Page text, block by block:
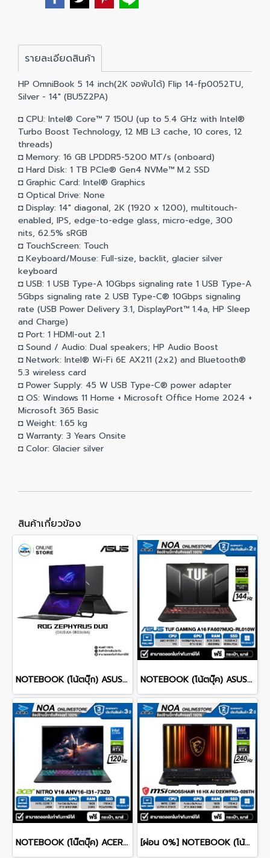
รายละเอียดสินค้า
HP OmniBook 5 14 inch(2K จอพับได้) Flip 14-fp0052TU,
Silver - 14" (BU5Z2PA)
◘ CPU: Intel® Core™ 7 150U (up to 5.4 GHz with Intel®
Turbo Boost Technology, 12 MB L3 cache, 10 cores, 12
threads)
◘ Memory: 16 GB LPDDR5-5200 MT/s (onboard)
◘ Hard Disk: 1 TB PCIe® Gen4 NVMe™ M.2 SSD
◘ Graphic Card: Intel® Graphics
◘ Optical Drive: None
◘ Display: 14" diagonal, 2K (1920 x 1200), multitouch-
enabled, IPS, edge-to-edge glass, micro-edge, 300
nits, 62.5% sRGB
◘ TouchScreen: Touch
◘ Keyboard/Mouse: Full-size, backlit, glacier silver
keyboard
◘ USB: 1 USB Type-A 10Gbps signaling rate 1 USB Type-A
5Gbps signaling rate 2 USB Type-C® 10Gbps signaling
rate (USB Power Delivery 3.1, DisplayPort™ 1.4a, HP Sleep
and Charge)
◘ Port: 1 HDMI-out 2.1
◘ Sound / Audio: Dual speakers; HP Audio Boost
◘ Network: Intel® Wi-Fi 6E AX211 (2x2) and Bluetooth®
5.3 wireless card
◘ Power Supply: 45 W USB Type-C® power adapter
◘ OS: Windows 11 Home + Microsoft Office Home 2024 +
Microsoft 365 Basic
◘ Weight: 1.65 kg
◘ Warranty: 3 Years Onsite
◘ Color: Glacier silver
สินค้าเกี่ยวข้อง
NOTEBOOK (โน้ตบุ๊ก) ASUS ROG ZEPHYRUS DUO 16 GX651AX-SR006WA 16" 3K OLED 120Hz Touchscreen/ULTRA 9 386H/64GB/SSD 2TB/RTX 5090/WINDOWS 11+MS OFFICE รับประกันศูนย์ไทย 3ปี NOTEBOOK (โน้ตบุ๊ค) ASUS TUF GAMING A16 FA607NUQ-RL010W 16" FHD+ 144Hz/RYZEN 7 170/RAM 8GB/SSD 512GB/RTX4050 รับประกันซ่อมฟรีถึงบ้าน 2ปี
NOTEBOOK (โน๊ตบุ๊ค) ACER NITRO V 16 ANV16-I31-73Z0 16-inch WUXGA/CORE 7 240H/16GB/SSD 1TB/RTX 5060/WINDOWS 11 รับประกันซ่อมฟรีถึงบ้าน 3ปี [ผ่อน 0%] NOTEBOOK (โน้ตบุ๊ก) MSI CROSSHAIR 16 HX AI D2XWFKG-026TH 16" QHD+ 240Hz/CORE ULTRA 9 275HX/RAM 16GB/SSD 1B/RTX 5060/WINDOWS /11+OFFICE รับประกันศูนย์ไทย 2ปี